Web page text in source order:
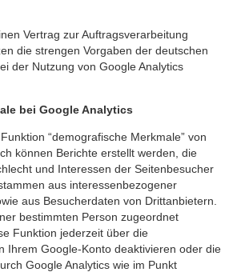
Vertrag zur Auftragsverarbeitung
die strengen Vorgaben der deutschen
der Nutzung von Google Analytics
bei Google Analytics
“demografische Merkmale” von
können Berichte erstellt werden, die
und Interessen der Seitenbesucher
aus interessenbezogener
aus Besucherdaten von Drittanbietern.
bestimmten Person zugeordnet
Funktion jederzeit über die
Ihrem Google-Konto deaktivieren oder die
Google Analytics wie im Punkt